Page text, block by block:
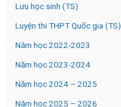
Lưu học sinh (TS)
Luyện thi THPT Quốc gia (TS)
Năm học 2022-2023
Năm học 2023-2024
Năm học 2024 – 2025
Năm học 2025 – 2026